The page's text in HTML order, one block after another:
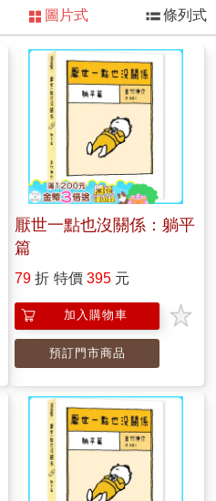
圖片式 條列式
厭世一點也沒關係：躺平
篇
79 折 特價 395 元
加入購物車
預訂門市商品